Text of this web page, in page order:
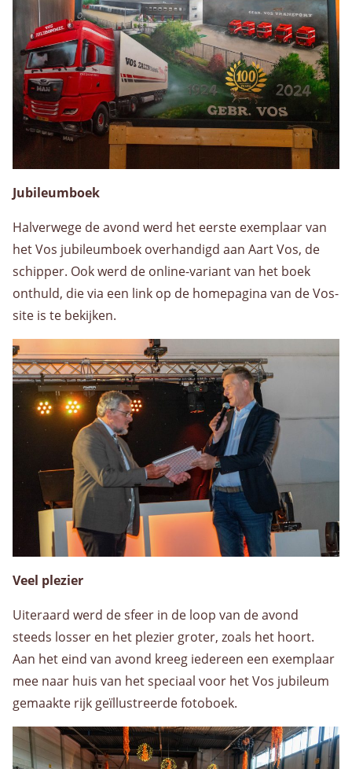
Jubileumboek
Halverwege de avond werd het eerste exemplaar van
het Vos jubileumboek overhandigd aan Aart Vos, de
schipper. Ook werd de online-variant van het boek
onthuld, die via een link op de homepagina van de Vos-
site is te bekijken.
Veel plezier
Uiteraard werd de sfeer in de loop van de avond
steeds losser en het plezier groter, zoals het hoort.
Aan het eind van avond kreeg iedereen een exemplaar
mee naar huis van het speciaal voor het Vos jubileum
gemaakte rijk geïllustreerde fotoboek.